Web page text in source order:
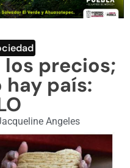
precios;
hay país:
Angeles